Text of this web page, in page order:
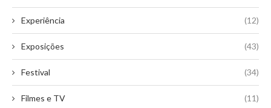
Experiência (12)
Exposições (43)
Festival (34)
Filmes e TV (11)